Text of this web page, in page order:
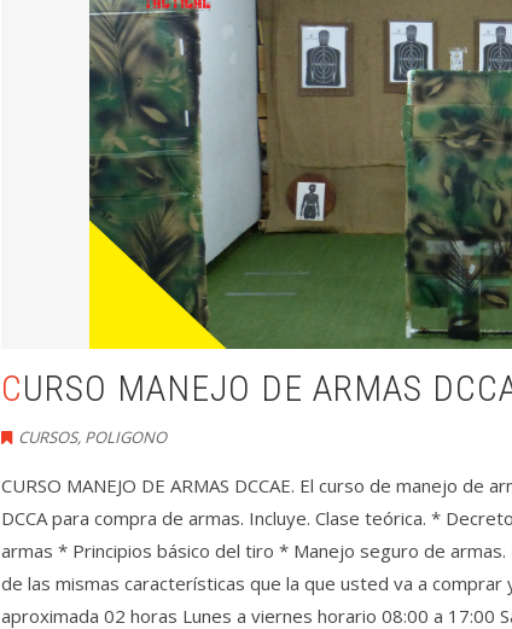
CURSO MANEJO DE ARMAS
CURSOS, POLIGONO
CURSO MANEJO DE ARMAS DCCAE. El curso de manejo de
DCCA para compra de armas. Incluye. Clase teórica. *
armas * Principios básico del tiro * Manejo seguro de armas.
de las mismas características que la que usted va a comprar
aproximada 02 horas Lunes a viernes horario 08:00 a 17:00